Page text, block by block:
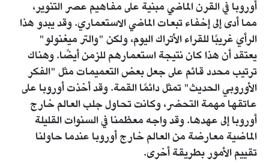
أوروبا في القرن الماضي مبنية على مفاهيم عصر التنوير،
مما أدى إلى إخفاء تبعات الماضي الاستعماري. وقد يبدو هذا
الرأي غريبًا للقراء الأتراك اليوم، ولكن "والتر ميغنولو"
يعتقد أن هذا كان نتيجة استعمارهم للزمن أيضًا. وهناك
ترتيب محدد قائم على جعل بعض التعميمات مثل "الفكر
الأوروبي الحديث" تمثل دائمًا القمة. وقد أخذت أوروبا على
عاتقها مهمة التحضر، وكانت تحاول جلب العالم خارج
أوروبا إلى عهدها. وقد واجه معظمنا في السنوات القليلة
الماضية معارضة من العالم خارج أوروبا عندما حاولنا
تقييم الأمور بطريقة أخرى.